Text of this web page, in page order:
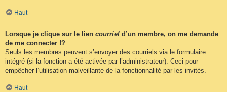
Haut
Lorsque je clique sur le lien courriel d’un membre, on me demande
de me connecter !?
Seuls les membres peuvent s’envoyer des courriels via le formulaire
intégré (si la fonction a été activée par l’administrateur). Ceci pour
empêcher l’utilisation malveillante de la fonctionnalité par les invités.
Haut